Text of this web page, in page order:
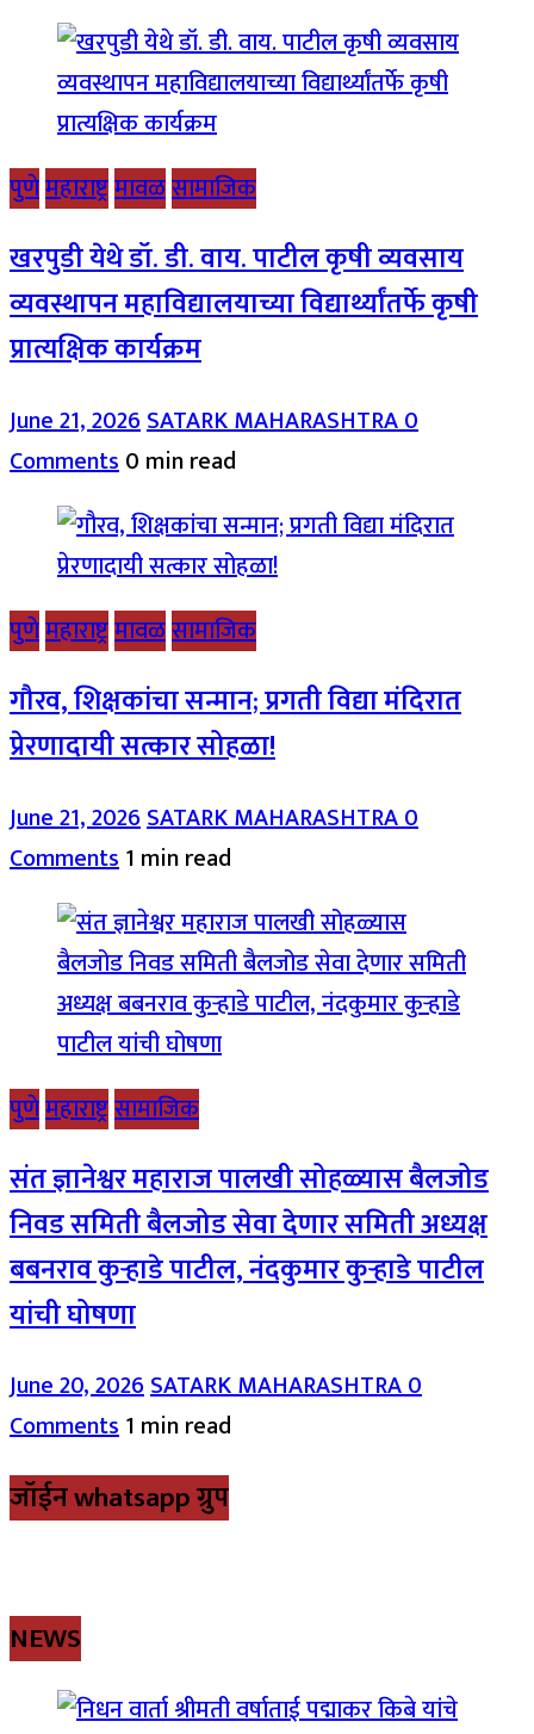
पुणेमहाराष्ट्रमावळसामाजिक
खरपुडी येथे डॉ. डी. वाय. पाटील कृषी व्यवसाय
व्यवस्थापन महाविद्यालयाच्या विद्यार्थ्यांतर्फे कृषी
प्रात्यक्षिक कार्यक्रम
June 21, 2026SATARK MAHARASHTRA0
Comments0 min read
पुणेमहाराष्ट्रमावळसामाजिक
गौरव, शिक्षकांचा सन्मान; प्रगती विद्या मंदिरात
प्रेरणादायी सत्कार सोहळा!
June 21, 2026SATARK MAHARASHTRA0
Comments1 min read
पुणेमहाराष्ट्रसामाजिक
संत ज्ञानेश्वर महाराज पालखी सोहळ्यास बैलजोड
निवड समिती बैलजोड सेवा देणार समिती अध्यक्ष
बबनराव कुऱ्हाडे पाटील, नंदकुमार कुऱ्हाडे पाटील
यांची घोषणा
June 20, 2026SATARK MAHARASHTRA0
Comments1 min read
जॉईन whatsapp ग्रुप
NEWS